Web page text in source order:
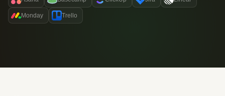
Monday Trello